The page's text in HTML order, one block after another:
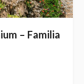
– Familia